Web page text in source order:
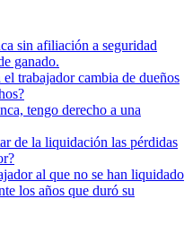
sin afiliación a seguridad
ganado.
trabajador cambia de dueños
tengo derecho a una
de la liquidación las pérdidas
al que no se han liquidado
los años que duró su